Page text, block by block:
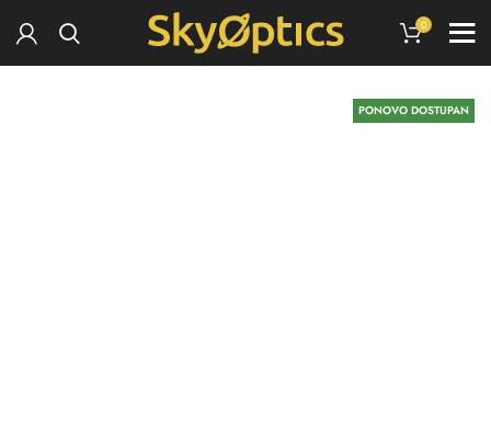
0
PONOVO DOSTUPAN